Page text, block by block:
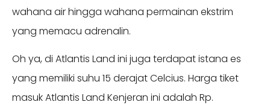
wahana air hingga wahana permainan ekstrim
yang memacu adrenalin.
Oh ya, di Atlantis Land ini juga terdapat istana es
yang memiliki suhu 15 derajat Celcius. Harga tiket
masuk Atlantis Land Kenjeran ini adalah Rp.